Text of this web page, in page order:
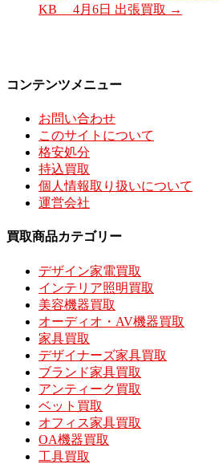
KB 4月6日 出張買取 →
コンテンツメニュー
お問い合わせ
このサイトについて
格安処分
持込買取
個人情報取り扱いについて
運営会社
買取商品カテゴリー
デザイン家電買取
インテリア照明買取
美容機器買取
オーディオ・AV機器買取
家具買取
デザイナーズ家具買取
ブランド家具買取
アンティーク買取
ベット買取
オフィス家具買取
OA機器買取
工具買取